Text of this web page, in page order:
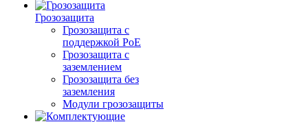
Грозозащита
Грозозащита с
поддержкой PoE
Грозозащита с
заземлением
Грозозащита без
заземления
Модули грозозащиты